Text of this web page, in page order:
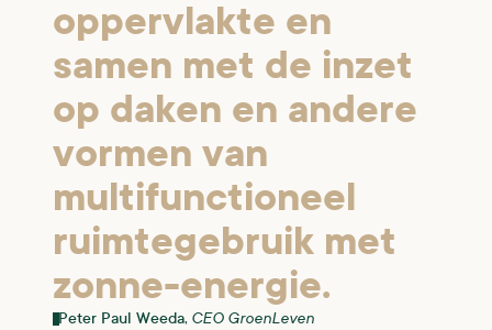
oppervlakte en
samen met de inzet
op daken en andere
vormen van
multifunctioneel
ruimtegebruik met
zonne-energie.
Peter Paul Weeda, CEO GroenLeven